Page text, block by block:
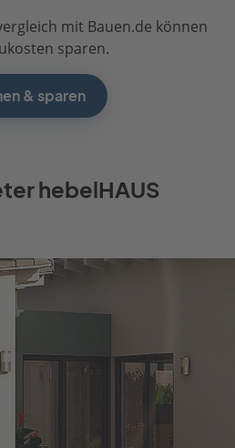
mit Bauen.de können
sparen.
& sparen
hebelHAUS